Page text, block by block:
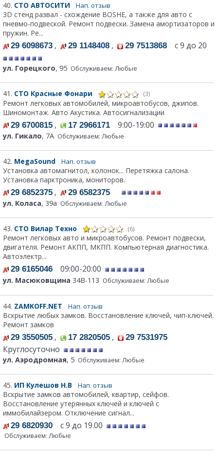
40. СТО АВТОСИТИ Нап. отзыв
3D стенд развал - схождение BOSHE, а также для авто с
пневмо-подвеской. Ремонт подвески. Замена амортизаторов и
пружин. Ре...
29 6098673 , 29 1148408 , 29 7513868 с 9 до 20
ул. Горецкого, 95 Обслуживаем: Любые
41. СТО Красные Фонари (3)
Ремонт легковых автомобилей, микроавтобусов, джипов.
Шиномонтаж. Авто Акустика. Автосигнализации
29 6700815 , 17 2966171 9:00-19:00
ул. Гикало, 7А Обслуживаем: Любые
42. MegaSound Нап. отзыв
Установка автомагнитол, колонок... Перетяжка салона.
Установка парктроника, мониторов.
29 6852375 ,
29 6582375
ул. Коласа, 39а Обслуживаем: Любые
43. СТО Вилар Техно (6)
Ремонт легковых авто и микроавтобусов. Ремонт подвески,
двигателя. Ремонт АКПП, МКПП. Компьютерная диагностика.
Автоэлектр...
29 6165046 09:00-20:00
ул. Масюковщина 34В-113 Обслуживаем: Любые
44. ZAMKOFF.NET Нап. отзыв
Вскрытие любых замков. Восстановление ключей, чип-ключей.
Ремонт замков
29 3550505 , 17 2820505 , 29 7531975
Круглосуточно
ул. Аэродромная, 5 Обслуживаем: Любые
45. ИП Кулешов Н.В Нап. отзыв
Вскрытие замков автомобилей, квартир, сейфов.
Восстановление утерянных ключей и ключей с
иммобилайзером. Отключение сигнал...
29 6820930 с 9 до 19.00
Обслуживаем: Любые